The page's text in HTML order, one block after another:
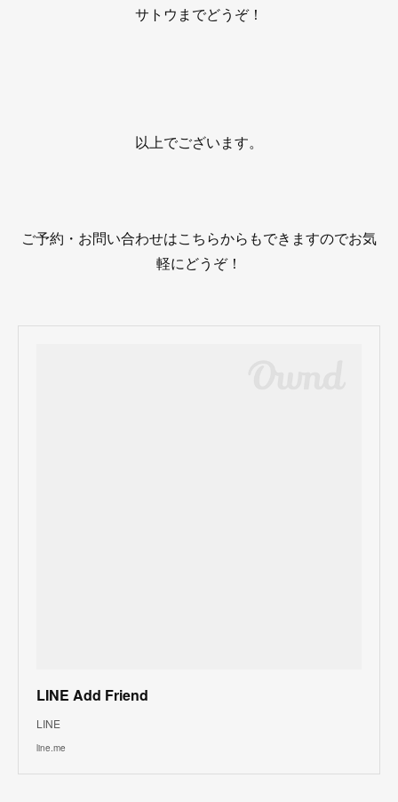
サトウまでどうぞ！
以上でございます。
ご予約・お問い合わせはこちらからもできますのでお気
軽にどうぞ！
LINE Add Friend
LINE
line.me